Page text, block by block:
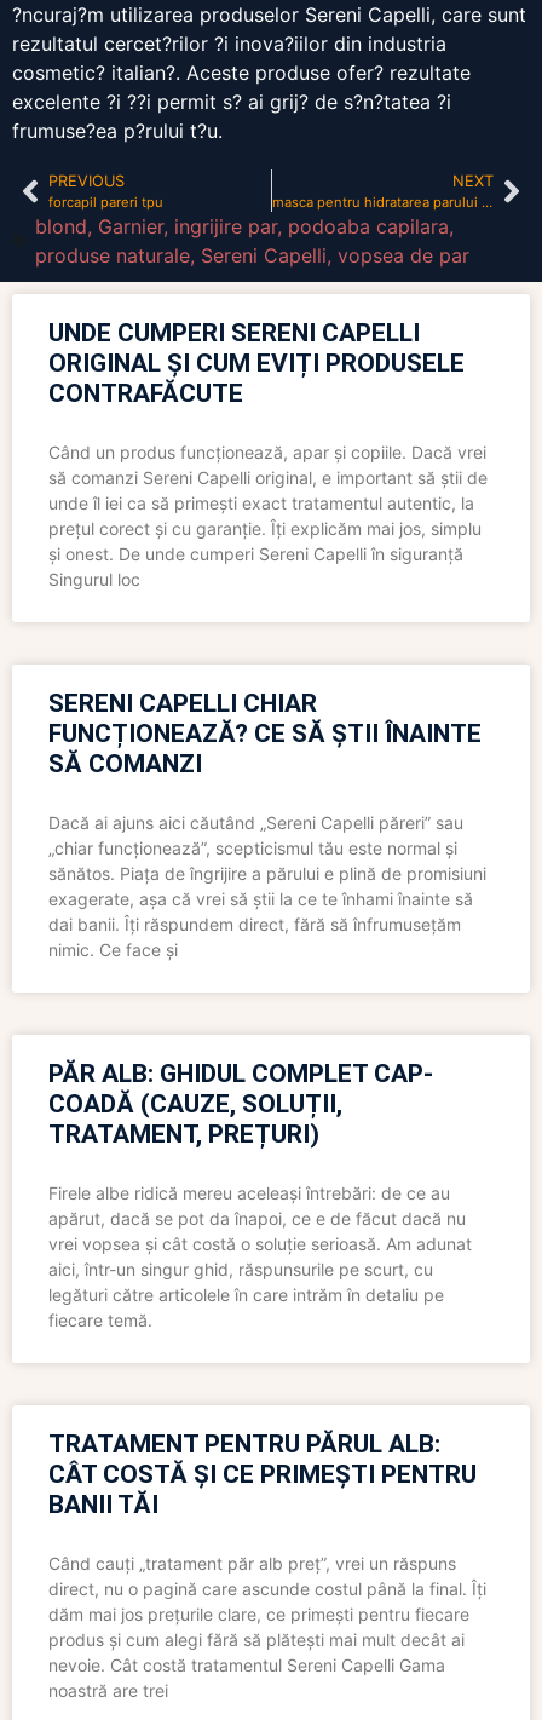
?ncuraj?m utilizarea produselor Sereni Capelli, care sunt
rezultatul cercet?rilor ?i inova?iilor din industria
cosmetic? italian?. Aceste produse ofer? rezultate
excelente ?i ??i permit s? ai grij? de s?n?tatea ?i
frumuse?ea p?rului t?u.
PREVIOUS
forcapil pareri tpu
NEXT
masca pentru hidratarea parului acasa
blond, Garnier, ingrijire par, podoaba capilara,
produse naturale, Sereni Capelli, vopsea de par
UNDE CUMPERI SERENI CAPELLI
ORIGINAL ȘI CUM EVIȚI PRODUSELE
CONTRAFĂCUTE
Când un produs funcționează, apar și copiile. Dacă vrei
să comanzi Sereni Capelli original, e important să știi de
unde îl iei ca să primești exact tratamentul autentic, la
prețul corect și cu garanție. Îți explicăm mai jos, simplu
și onest. De unde cumperi Sereni Capelli în siguranță
Singurul loc
SERENI CAPELLI CHIAR
FUNCȚIONEAZĂ? CE SĂ ȘTII ÎNAINTE
SĂ COMANZI
Dacă ai ajuns aici căutând „Sereni Capelli păreri” sau
„chiar funcționează”, scepticismul tău este normal și
sănătos. Piața de îngrijire a părului e plină de promisiuni
exagerate, așa că vrei să știi la ce te înhami înainte să
dai banii. Îți răspundem direct, fără să înfrumusețăm
nimic. Ce face și
PĂR ALB: GHIDUL COMPLET CAP-
COADĂ (CAUZE, SOLUȚII,
TRATAMENT, PREȚURI)
Firele albe ridică mereu aceleași întrebări: de ce au
apărut, dacă se pot da înapoi, ce e de făcut dacă nu
vrei vopsea și cât costă o soluție serioasă. Am adunat
aici, într-un singur ghid, răspunsurile pe scurt, cu
legături către articolele în care intrăm în detaliu pe
fiecare temă.
TRATAMENT PENTRU PĂRUL ALB:
CÂT COSTĂ ȘI CE PRIMEȘTI PENTRU
BANII TĂI
Când cauți „tratament păr alb preț”, vrei un răspuns
direct, nu o pagină care ascunde costul până la final. Îți
dăm mai jos prețurile clare, ce primești pentru fiecare
produs și cum alegi fără să plătești mai mult decât ai
nevoie. Cât costă tratamentul Sereni Capelli Gama
noastră are trei